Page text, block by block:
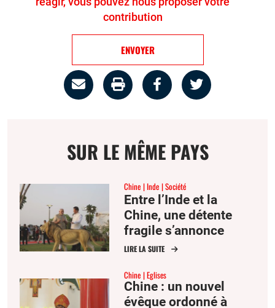
contribution
ENVOYER
Partage
par
ImprimerPartager
sur
Partager
SUR LE MÊME PAYS
Chine Inde Société
Entre l’Inde et la
Chine, une détente
fragile s’annonce
LIRE LA SUITE
Chine Eglises
Chine : un nouvel
évêque ordonné à